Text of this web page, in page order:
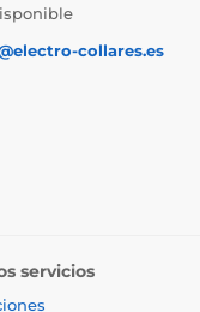
collares.es
servicios